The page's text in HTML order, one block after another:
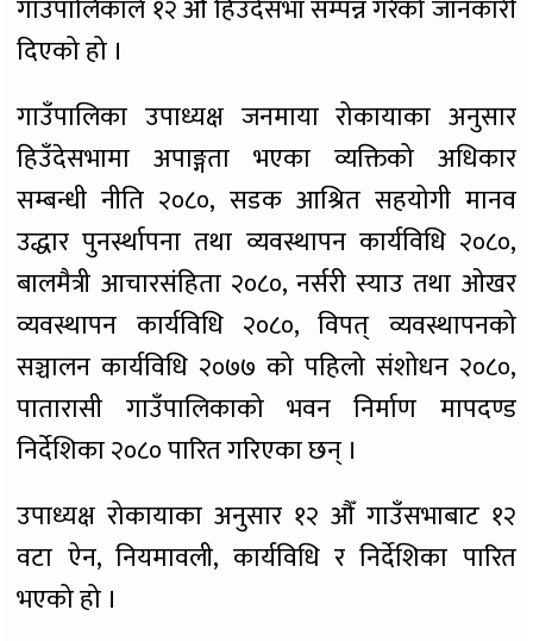
गाउँपालिकाले १२ औँ हिउँदेसभा सम्पन्न गरेको जानकारी
दिएको हो ।
गाउँपालिका उपाध्यक्ष जनमाया रोकायाका अनुसार
हिउँदेसभामा अपाङ्गता भएका व्यक्तिको अधिकार
सम्बन्धी नीति २०८०, सडक आश्रित सहयोगी मानव
उद्धार पुनर्स्थापना तथा व्यवस्थापन कार्यविधि २०८०,
बालमैत्री आचारसंहिता २०८०, नर्सरी स्याउ तथा ओखर
व्यवस्थापन कार्यविधि २०८०, विपत् व्यवस्थापनको
सञ्चालन कार्यविधि २०७७ को पहिलो संशोधन २०८०,
पातारासी गाउँपालिकाको भवन निर्माण मापदण्ड
निर्देशिका २०८० पारित गरिएका छन् ।
उपाध्यक्ष रोकायाका अनुसार १२ औँ गाउँसभाबाट १२
वटा ऐन, नियमावली, कार्यविधि र निर्देशिका पारित
भएको हो ।